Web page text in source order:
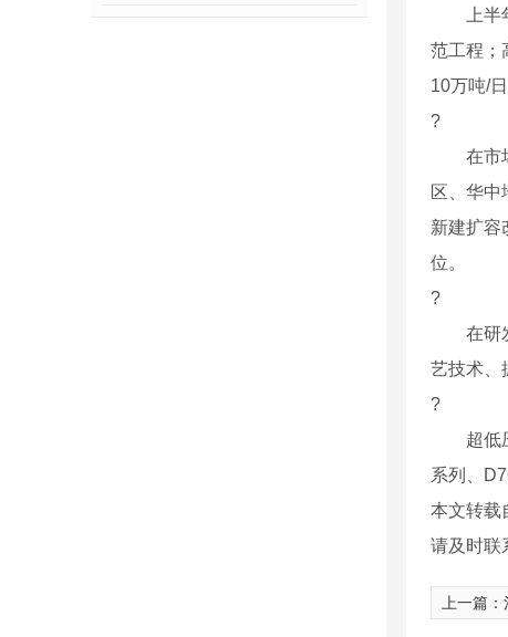
上半年
范工程；
10万吨/日
?
在市场
区、华中
新建扩容
位。
?
在研发
艺技术、
?
超低压
系列、
本文转载
请及时联
上一篇：